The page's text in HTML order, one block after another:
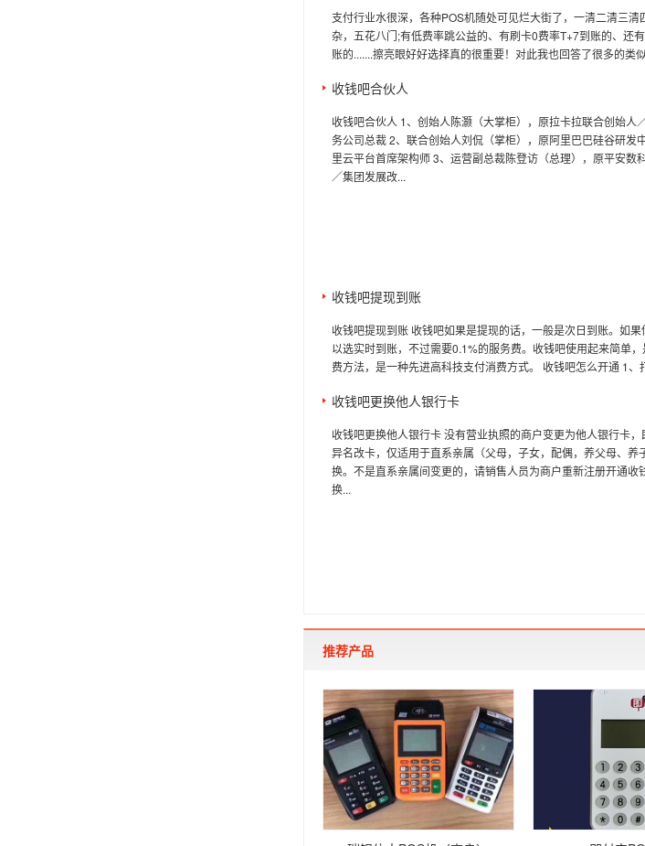
支付行业水很深，各种POS机随处可见烂大街了，一清二清三清
杂，五花八门;有低费率跳公益的、有刷卡0费率T+7到账的、还
账的.......擦亮眼好好选择真的很重要！对此我也回答了很多的类
收钱吧合伙人
收钱吧合伙人 1、创始人陈灏（大掌柜），原拉卡拉联合创始人
务公司总裁 2、联合创始人刘侃（掌柜），原阿里巴巴硅谷研发
里云平台首席架构师 3、运营副总裁陈登访（总理），原平安数
／集团发展改...
收钱吧提现到账
收钱吧提现到账 收钱吧如果是提现的话，一般是次日到账。如
以选实时到账，不过需要0.1%的服务费。收钱吧使用起来简单
费方法，是一种先进高科技支付消费方式。 收钱吧怎么开通 1、
收钱吧更换他人银行卡
收钱吧更换他人银行卡 没有营业执照的商户变更为他人银行卡
异名改卡，仅适用于直系亲属（父母，子女，配偶，养父母、养
换。不是直系亲属间变更的，请销售人员为商户重新注册开通收
换...
推荐产品